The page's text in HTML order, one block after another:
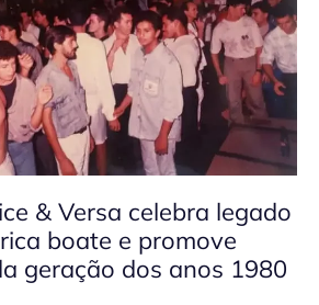
& Versa celebra legado
boate e promove
geração dos anos 1980